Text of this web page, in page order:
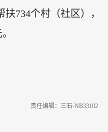
734个村（社区），
责任编辑：三石-NB33102